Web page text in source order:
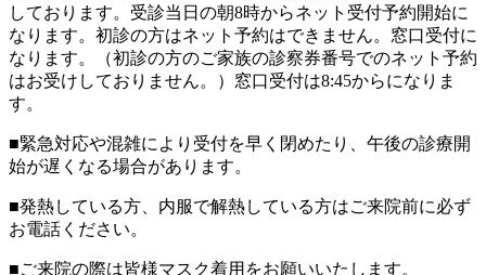
しております。受診当日の朝8時からネット受付予約開始に
なります。初診の方はネット予約はできません。窓口受付に
なります。（初診の方のご家族の診察券番号でのネット予約
はお受けしておりません。）窓口受付は8:45からになりま
す。
■緊急対応や混雑により受付を早く閉めたり、午後の診療開
始が遅くなる場合があります。
■発熱している方、内服で解熱している方はご来院前に必ず
お電話ください。
■ご来院の際は皆様マスク着用をお願いいたします。